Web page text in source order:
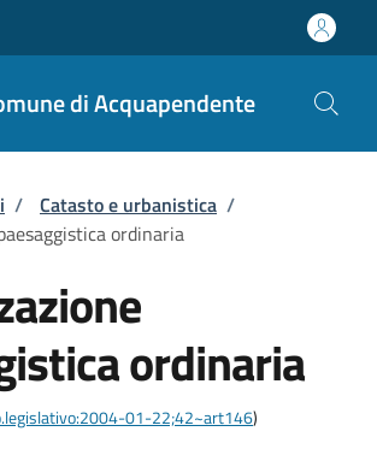
di Acquapendente
pane
/ Catasto e urbanistica /
ordinaria
ordinaria
01-22;42~art146)